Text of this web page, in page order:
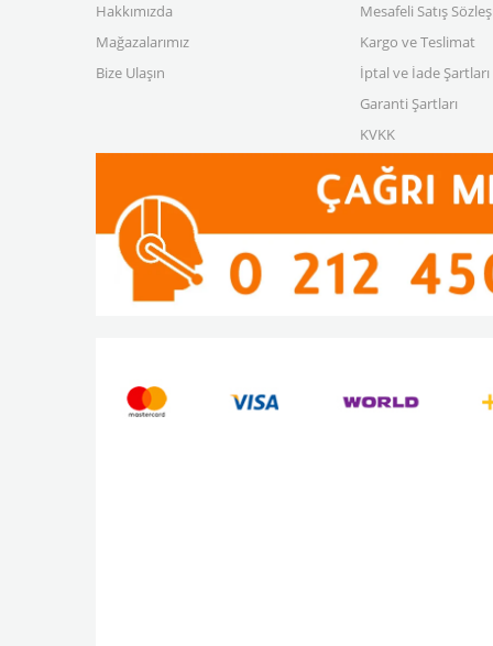
Hakkımızda
Mağazalarımız
Bize Ulaşın
Mesafeli Satış
Kargo ve Teslimat
İptal ve İade Şartları
Garanti Şartları
KVKK